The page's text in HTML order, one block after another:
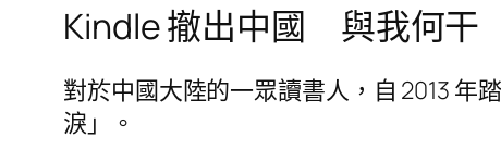
Kindle 撤出中國 與我何干
對於中國大陸的一眾讀書人，自 2013 年
淚」。